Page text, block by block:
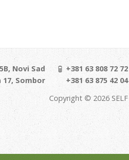
Novi Sad
17, Sombor
+381 63 808 72 72
+381 63 875 42 04
Copyright © 2026 SELF